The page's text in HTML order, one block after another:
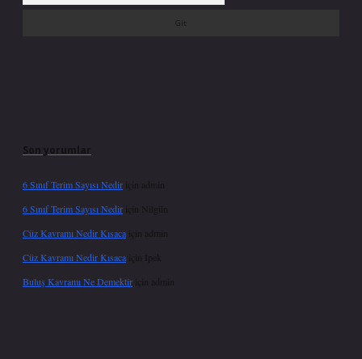
Son yorumlar
6 Sınıf Terim Sayısı Nedir için
admin
6 Sınıf Terim Sayısı Nedir için Nilgün
Cüz Kavramı Nedir Kısaca için
admin
Cüz Kavramı Nedir Kısaca için İpek
Buluş Kavramı Ne Demektir için admin